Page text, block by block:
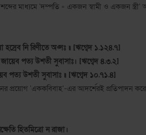
মাধ্যমে 'দম্পতি = একজন স্বামী ও একজন স্ত্রী'
নি রিণীতে অপ্সঃ ॥ [ঋগ্বেদ ১.১২৪.৭]
পত্য উশতী সুবাসাঃ। [ঋগ্বেদ ৪.৩.২]
পত্য উশতী সুবাসাঃ ॥ [ঋগ্বেদ ১০.৭১.৪]
প্রয়োগ 'এককবিবাহ'-এর আদর্শেরই প্রতিপাদন
হিতমিত্রো ন রাজা।